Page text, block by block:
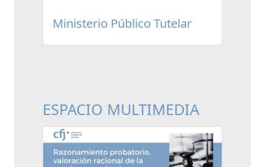
Ministerio Público Tutelar
ESPACIO MULTIMEDIA